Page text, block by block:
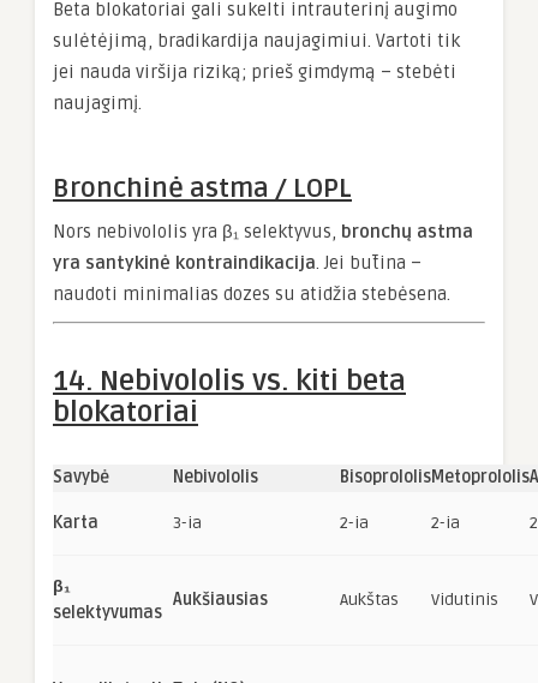
Beta blokatoriai gali sukelti intrauterinį augimo
sulėtėjimą, bradikardija naujagimiui. Vartoti tik
jei nauda viršija riziką; prieš gimdymą – stebėti
naujagimį.
Bronchinė astma / LOPL
Nors nebivololis yra β₁ selektyvus, bronchų astma
yra santykinė kontraindikacija . Jei būtina –
naudoti minimalias dozes su atidžia stebėsena.
14. Nebivololis vs. kiti beta
blokatoriai
Savybė Nebivololis BisoprololisMetoprololis
Karta 3-ia 2-ia 2-ia
β₁
selektyvumas
Aukšiausias Aukštas Vidutinis